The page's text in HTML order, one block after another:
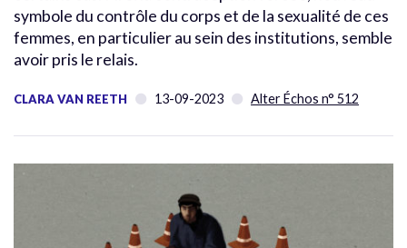
symbole du contrôle du corps et de la sexualité de ces
femmes, en particulier au sein des institutions, semble
avoir pris le relais.
CLARA VAN REETH 13-09-2023 Alter Échos n° 512